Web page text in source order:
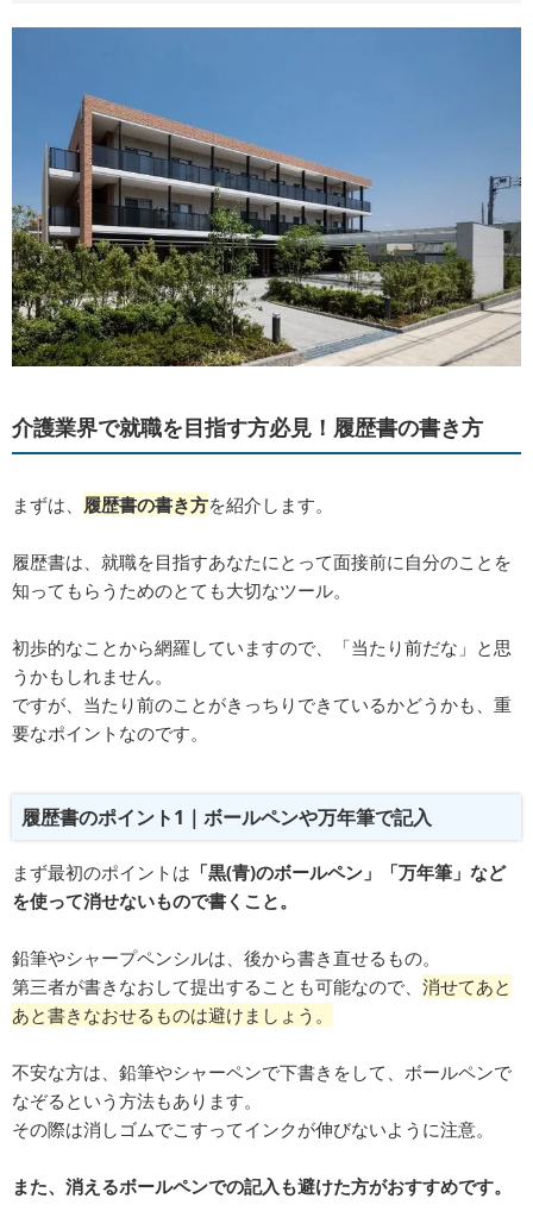
介護業界で就職を目指す方必見！履歴書の書き方
まずは、 履歴書の書き方を紹介します。
履歴書は、就職を目指すあなたにとって面接前に自分のことを
知ってもらうためのとても大切なツール。
初歩的なことから網羅していますので、「当たり前だな」と思
うかもしれません。
ですが、当たり前のことがきっちりできているかどうかも、重
要なポイントなのです。
履歴書のポイント1｜ボールペンや万年筆で記入
まず最初のポイントは 「黒(青)のボールペン」「万年筆」など
を使って消せないもので書くこと。
鉛筆やシャープペンシルは、後から書き直せるもの。
第三者が書きなおして提出することも可能なので、 消せてあと
あと書きなおせるものは避けましょう。
不安な方は、鉛筆やシャーペンで下書きをして、ボールペンで
なぞるという方法もあります。
その際は消しゴムでこすってインクが伸びないように注意。
また、消えるボールペンでの記入も避けた方がおすすめです。